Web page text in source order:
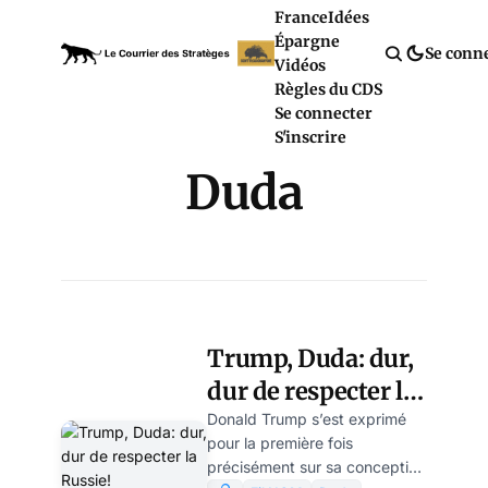
FranceIdées
Épargne
Vidéos
Règles du CDS
Se connecter
S'inscrire
Se
Duda
Trump, Duda: dur,
dur de respecter la
Russie!
Donald Trump s’est exprimé
pour la première fois
précisément sur sa conception